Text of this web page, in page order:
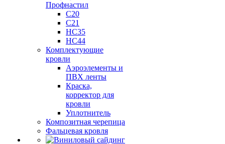
Профнастил
C20
C21
НС35
НС44
Комплектующие
кровли
Аэроэлементы и
ПВХ ленты
Краска,
корректор для
кровли
Уплотнитель
Композитная черепица
Фальцевая кровля